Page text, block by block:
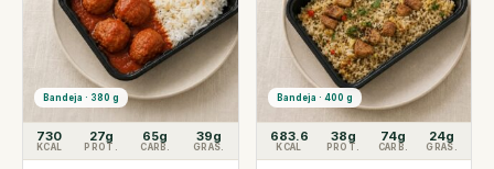
Bandeja · 380 g
730
KCAL
27g
PROT.
65g
CARB.
39g
GRAS.
Bandeja · 400 g
683.6
KCAL
38g
PROT.
74g
CARB.
24g
GRAS.